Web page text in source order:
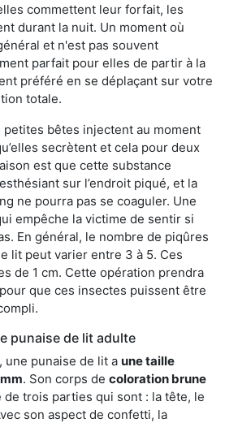
commettent leur forfait, les
durant la nuit. Un moment où
et n'est pas souvent
parfait pour elles de partir à la
préféré en se déplaçant sur votre
totale.
bêtes injectent au moment
secrètent et cela pour deux
est que cette substance
sur l’endroit piqué, et la
ne pourra pas se coaguler. Une
empêche la victime de sentir si
En général, le nombre de piqûres
lit peut varier entre 3 à 5. Ces
de 1 cm. Cette opération prendra
que ces insectes puissent être
punaise de lit adulte
une punaise de lit a une taille
. Son corps de coloration brune
de trois parties qui sont : la tête, le
son aspect de confetti, la